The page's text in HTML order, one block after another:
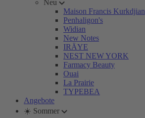
Neu
Maison Francis Kurkdjian
Penhaligon's
Widian
New Notes
IRÄYE
NEST NEW YORK
Farmacy Beauty
Ouai
La Prairie
TYPEBEA
Angebote
☀️ Sommer